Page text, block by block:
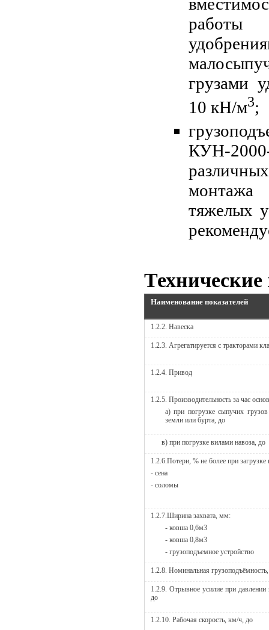
работы
грузами
10 кН/м3;
КУН-
тяжелых
Наименование показателей
1.2.2. Навеска
1.2.3. Агрегатируется с тракторами
1.2.4. Привод
1.2.5. Производительность за час
а) при погрузке сыпучих
земли или бурта, до
в) при погрузке вилами навоза, до
1.2.6.Потери, % не более при
- сена
- соломы
1.2.7.Ширина захвата, мм:
- ковша 0,6м3
- ковша 0,8м3
- грузоподъемное устройство
1.2.8. Номинальная
1.2.9. Отрывное усилие при
до
1.2.10. Рабочая скорость, км/ч, до